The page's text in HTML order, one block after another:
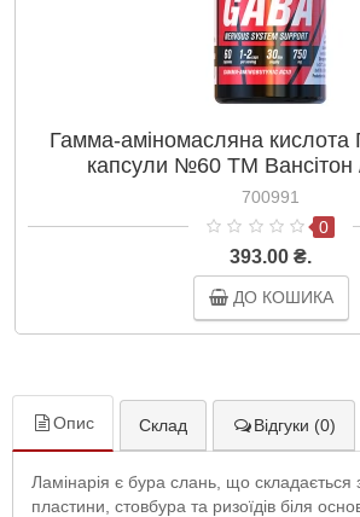
Гамма-аміномасляна
капсули №60 ТМ Вансітон
700991
0
393.00 ₴.
ДО КОШИКА
Опис Склад Відгуки (0)
Ламінарія є бура слань, що складається
пластини, стовбура та ризоїдів біля